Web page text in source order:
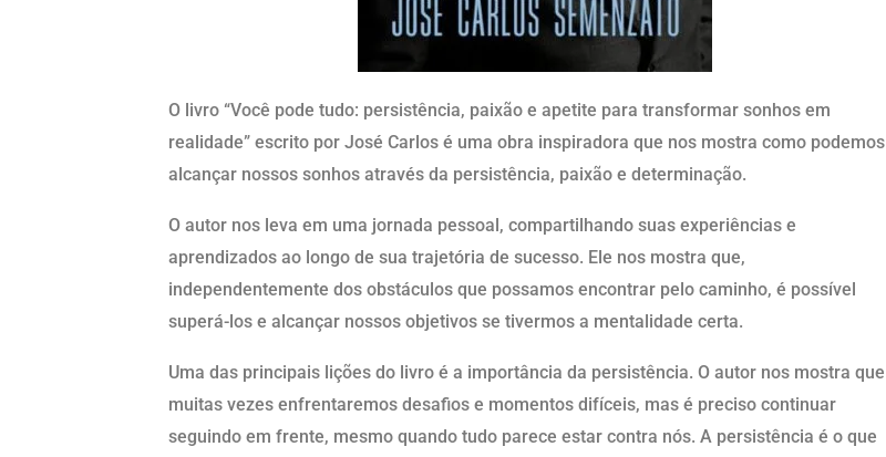
O livro “Você pode tudo: persistência, paixão e apetite para transformar sonhos em
realidade” escrito por José Carlos é uma obra inspiradora que nos mostra como podemos
alcançar nossos sonhos através da persistência, paixão e determinação.
O autor nos leva em uma jornada pessoal, compartilhando suas experiências e
aprendizados ao longo de sua trajetória de sucesso. Ele nos mostra que,
independentemente dos obstáculos que possamos encontrar pelo caminho, é possível
superá-los e alcançar nossos objetivos se tivermos a mentalidade certa.
Uma das principais lições do livro é a importância da persistência. O autor nos mostra que
muitas vezes enfrentaremos desafios e momentos difíceis, mas é preciso continuar
seguindo em frente, mesmo quando tudo parece estar contra nós. A persistência é o que